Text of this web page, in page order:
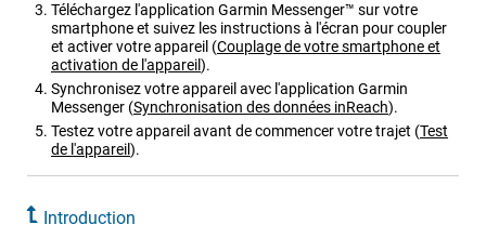
Téléchargez l'application Garmin Messenger™ sur votre
smartphone et suivez les instructions à l'écran pour coupler
et activer votre appareil (Couplage de votre smartphone et
activation de l'appareil).
Synchronisez votre appareil avec l'application Garmin
Messenger (Synchronisation des données inReach).
Testez votre appareil avant de commencer votre trajet (Test
de l'appareil).
Introduction